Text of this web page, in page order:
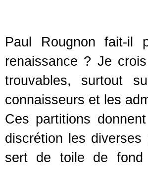
Paul Rougnon fait-il
renaissance ? Je
trouvables, surtout
connaisseurs et les
Ces partitions
discrétion les
sert de toile de fond